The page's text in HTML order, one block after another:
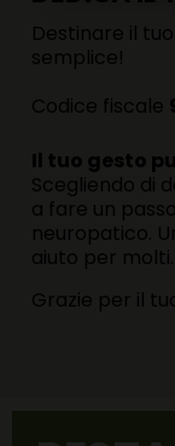
Destinare il tuo
semplice!
Codice fiscale
Il tuo gesto
Scegliendo di
a fare un
neuropatico.
aiuto per molti.
Grazie per il